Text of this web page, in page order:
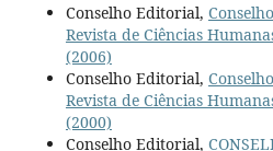
Conselho Editorial,
Revista de Ciências
(2006)
Conselho Editorial,
Revista de Ciências
(2000)
Conselho Editorial,